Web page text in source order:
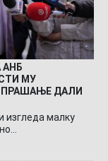
АНБ
МУ
ПРАШАЊЕ ДАЛИ
изгледа малку